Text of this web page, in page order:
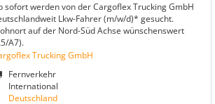
sofort werden von der Cargoflex Trucking GmbH
Lkw-Fahrer (m/w/d)* gesucht.
auf der Nord-Süd Achse wünschenswert
A7).
Trucking GmbH
Fernverkehr
International
Deutschland